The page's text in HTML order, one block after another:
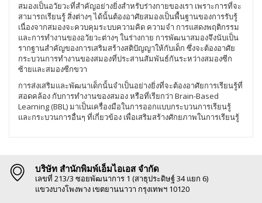
สมองเป็นอวัยวะที่สำคัญอย่างยิ่งสำหรับร่างกายของเรา เพราะการที่จะ
สามารถเรียนรู้ สิ่งต่างๆ ได้นั้นต้องอาศัยสมองเป็นพื้นฐานของการรับรู้
เนื่องจากสมองจะควบคุมระบบความคิด ความจำ การแสดงพฤติกรรม
และการทำงานของอวัยวะต่างๆ ในร่างกาย การพัฒนาสมองจึงนับเป็น
รากฐานสำคัญของการเสริมสร้างสติปัญญาให้กับเด็ก ซึ่งจะต้องอาศัย
กระบวนการทำงานของสมองที่ประสานสัมพันธ์กันระหว่างสมองซีก
ซ้ายและสมองซีกขวา
การส่งเสริมและพัฒนาเด็กนั้นจำเป็นอย่างยิ่งที่จะต้องอาศัยการเรียนรู้ที่
สอดคล้อง กับการทำงานของสมอง หรือที่เรียกว่า Brain-Based
Learning (BBL) มาเป็นเครื่องมือในการออกแบบกระบวนการเรียนรู้
และกระบวนการอื่นๆ ที่เกี่ยวข้อง เพื่อเสริมสร้างศักยภาพในการเรียนรู้
บริษัท สำนักพิมพ์เอ็มไอเอส จำกัด
เลขที่ 213/3 ซอยพัฒนาการ 1 (สาธุประดิษฐ์ 34 แยก 6)
แขวงบางโพงพาง เขตยานนาวา กรุงเทพฯ 10120